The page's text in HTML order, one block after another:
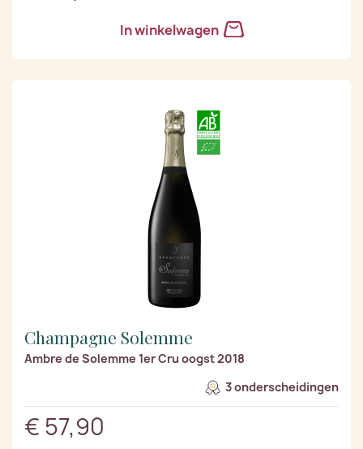
In winkelwagen
Champagne Solemme
Ambre de Solemme 1er Cru oogst 2018
3 onderscheidingen
€ 57,90